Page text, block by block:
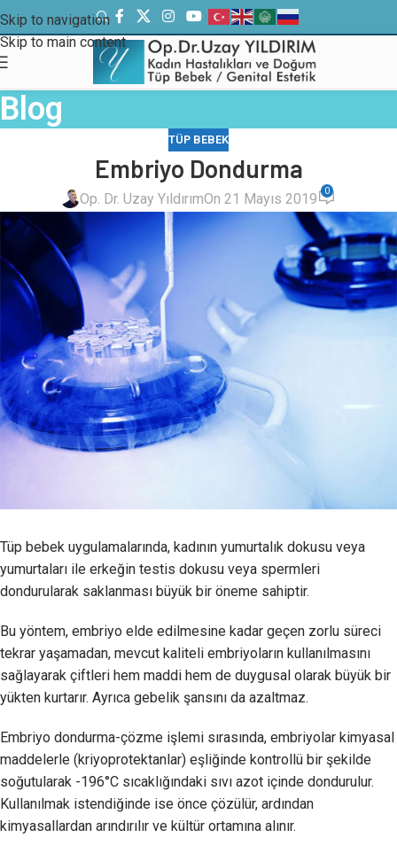
Skip to navigation
Skip to main content
Blog
TÜP BEBEK
Embriyo Dondurma
Op. Dr. Uzay YıldırımOn 21 Mayıs 2019 0
Tüp bebek uygulamalarında, kadının yumurtalık dokusu veya
yumurtaları ile erkeğin testis dokusu veya spermleri
dondurularak saklanması büyük bir öneme sahiptir.
Bu yöntem, embriyo elde edilmesine kadar geçen zorlu süreci
tekrar yaşamadan, mevcut kaliteli embriyoların kullanılmasını
sağlayarak çiftleri hem maddi hem de duygusal olarak büyük bir
yükten kurtarır. Ayrıca gebelik şansını da azaltmaz.
Embriyo dondurma-çözme işlemi sırasında, embriyolar kimyasal
maddelerle (kriyoprotektanlar) eşliğinde kontrollü bir şekilde
soğutularak -196°C sıcaklığındaki sıvı azot içinde dondurulur.
Kullanılmak istendiğinde ise önce çözülür, ardından
kimyasallardan arındırılır ve kültür ortamına alınır.